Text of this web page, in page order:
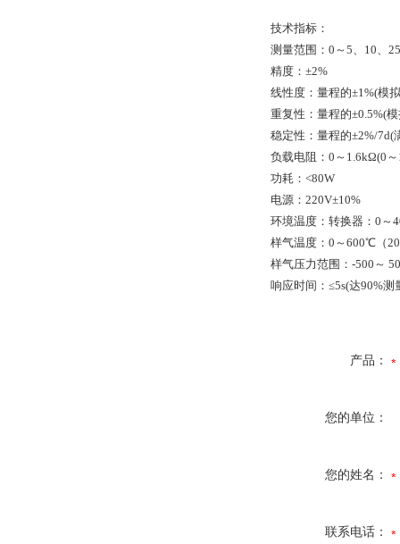
技术指标：
测量范围：0～5、10、
精度：±2%
线性度：量程的±1%(模
重复性：量程的±0.5%(
稳定性：量程的±2%/7d(
负载电阻：0～1.6kΩ(0
功耗：<80W
电源：220V±10%
环境温度：转换器：0
样气温度：0～600℃（
样气压力范围：-500～
响应时间：≤5s(达90%测
产品：
您的单位：
您的姓名：
联系电话：